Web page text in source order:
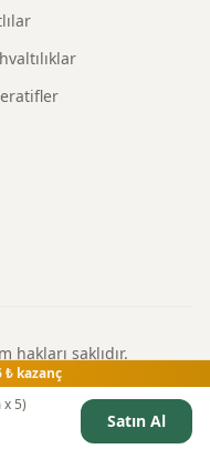
₺ kazanç
5)
Satın Al
hakları saklıdır.
|İade Politikası